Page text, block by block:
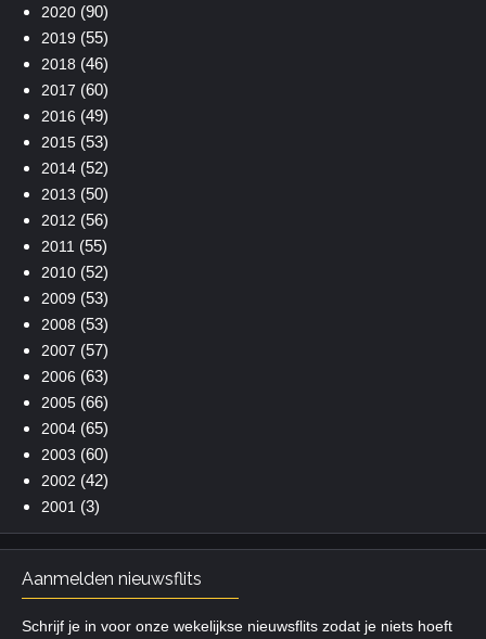
2020(90)
2019 (55)
2018 (46)
2017 (60)
2016 (49)
2015(53)
2014(52)
2013 (50)
2012 (56)
2011 (55)
2010(52)
2009 (53)
2008 (53)
2007 (57)
2006 (63)
2005(66)
2004(65)
2003 (60)
2002 (42)
2001 (3)
Aanmelden nieuwsflits
Schrijf je in voor onze wekelijkse nieuwsflits zodat je niets hoeft